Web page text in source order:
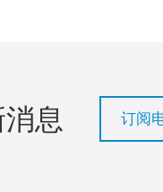
息 订阅